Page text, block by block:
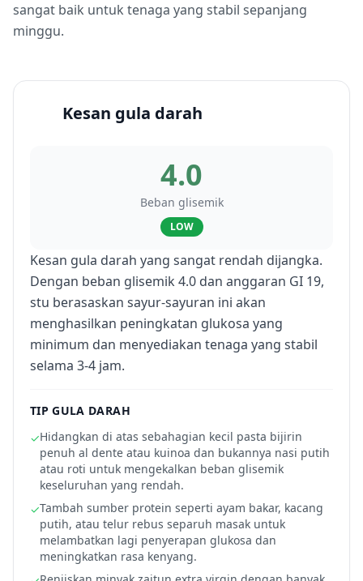
sangat baik untuk tenaga yang stabil sepanjang
minggu.
Kesan gula darah
4.0
Beban glisemik
LOW
Kesan gula darah yang sangat rendah dijangka.
Dengan beban glisemik 4.0 dan anggaran GI 19,
stu berasaskan sayur-sayuran ini akan
menghasilkan peningkatan glukosa yang
minimum dan menyediakan tenaga yang stabil
selama 3-4 jam.
TIP GULA DARAH
✓Hidangkan di atas sebahagian kecil pasta bijirin
penuh al dente atau kuinoa dan bukannya nasi putih
atau roti untuk mengekalkan beban glisemik
keseluruhan yang rendah.
✓Tambah sumber protein seperti ayam bakar, kacang
putih, atau telur rebus separuh masak untuk
melambatkan lagi penyerapan glukosa dan
meningkatkan rasa kenyang.